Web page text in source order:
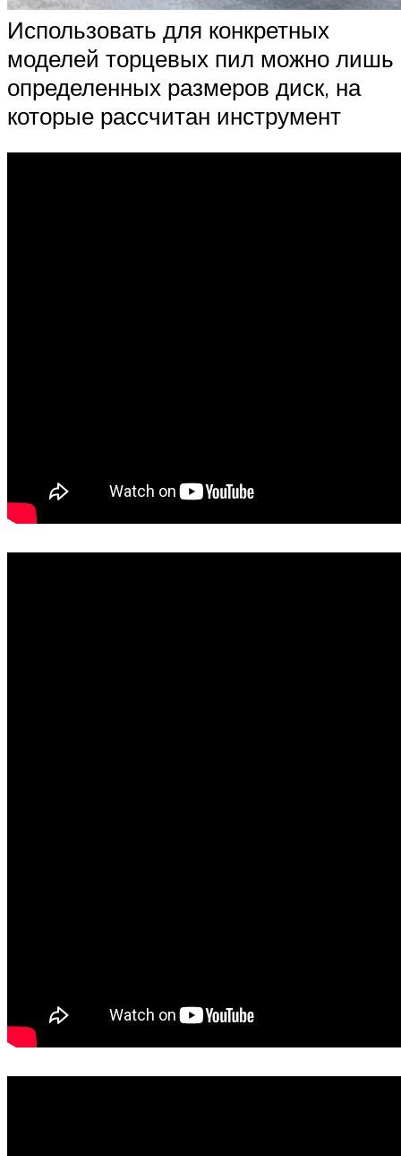
Использовать для конкретных
моделей торцевых пил можно лишь
определенных размеров диск, на
которые рассчитан инструмент